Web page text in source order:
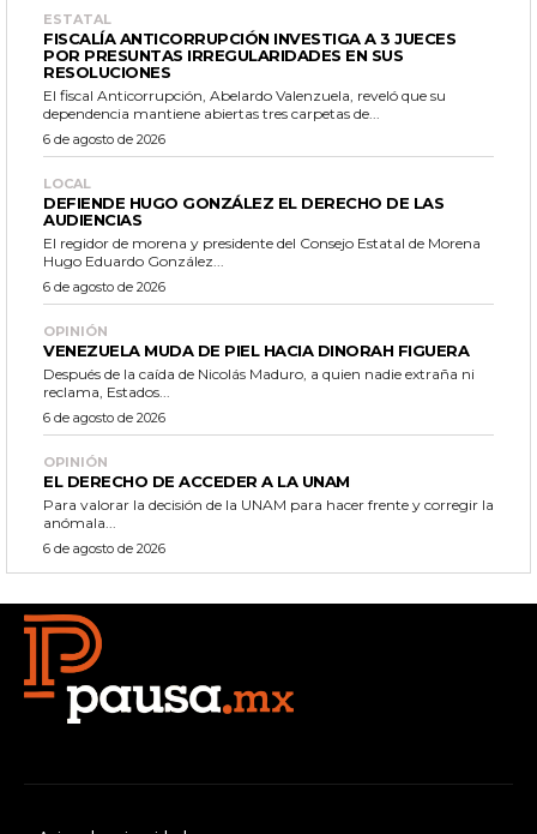
ESTATAL
FISCALÍA ANTICORRUPCIÓN INVESTIGA A 3 JUECES
POR PRESUNTAS IRREGULARIDADES EN SUS
RESOLUCIONES
El fiscal Anticorrupción, Abelardo Valenzuela, reveló que su
dependencia mantiene abiertas tres carpetas de...
6 de agosto de 2026
LOCAL
DEFIENDE HUGO GONZÁLEZ EL DERECHO DE LAS
AUDIENCIAS
El regidor de morena y presidente del Consejo Estatal de Morena
Hugo Eduardo González...
6 de agosto de 2026
OPINIÓN
VENEZUELA MUDA DE PIEL HACIA DINORAH FIGUERA
Después de la caída de Nicolás Maduro, a quien nadie extraña ni
reclama, Estados...
6 de agosto de 2026
OPINIÓN
EL DERECHO DE ACCEDER A LA UNAM
Para valorar la decisión de la UNAM para hacer frente y corregir la
anómala...
6 de agosto de 2026